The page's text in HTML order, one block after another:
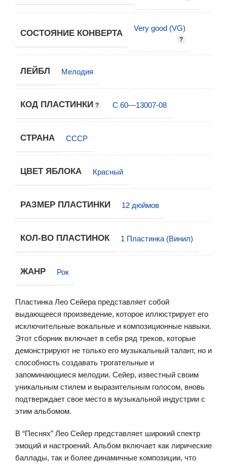
СОСТОЯНИЕ КОНВЕРТА
Very good (VG)
ЛЕЙБЛ Мелодия
КОД ПЛАСТИНКИ С 60—13007-08
СТРАНА СССР
ЦВЕТ ЯБЛОКА Красный
РАЗМЕР ПЛАСТИНКИ 12 дюймов
КОЛ-ВО ПЛАСТИНОК 1 Пластинка (Винил)
ЖАНР Рок
Пластинка Лео Сейера представляет собой
выдающееся произведение, которое иллюстрирует его
исключительные вокальные и композиционные навыки.
Этот сборник включает в себя ряд треков, которые
демонстрируют не только его музыкальный талант, но и
способность создавать трогательные и
запоминающиеся мелодии. Сейер, известный своим
уникальным стилем и выразительным голосом, вновь
подтверждает свое место в музыкальной индустрии с
этим альбомом.
В “Песнях” Лео Сейер представляет широкий спектр
эмоций и настроений. Альбом включает как лирические
баллады, так и более динамичные композиции, что